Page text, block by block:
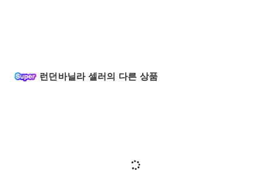
런던바닐라 셀러의 다른 상품